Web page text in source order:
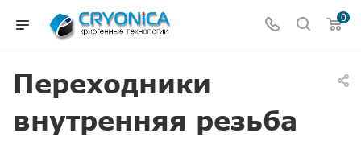
0
Переходники
внутренняя резьба